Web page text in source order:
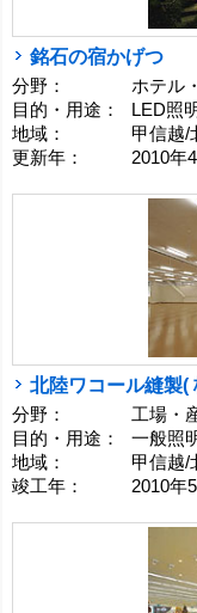
銘石の宿かげつ
分野：
ホテル
目的・用途：
LED照
地域：
甲信越/
更新年：
2010年4
北陸ワコール縫製(
分野：
工場・
目的・用途：
一般照
地域：
甲信越/
竣工年：
2010年5